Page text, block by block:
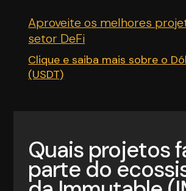
Aproveite os melhores
setor DeFi
Clique e saiba mais sobre o
(USDT)
Quais projetos
parte do